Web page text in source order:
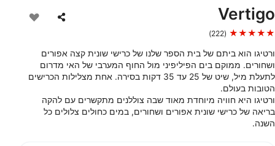
Vertigo
★★★★★
(222)
ורטיגו הוא ביתם של בית הספר שלנו של כרישי שונית קצה אפורים
ושחורים. ממוקם בים הפיליפיני מול החוף המערבי של האי מדרום
לתעלת מיל, שיט של 25 עד 35 דקות בסירה. אחת מצלילות הכרישים
הטובות בעולם.
ורטיגו היא חוויה מיוחדת מאוד שבה צוללנים מתקשרים עם להקה
בריאה של כרישי שונית אפורים ושחורים, במים כחולים צלולים כל
השנה.